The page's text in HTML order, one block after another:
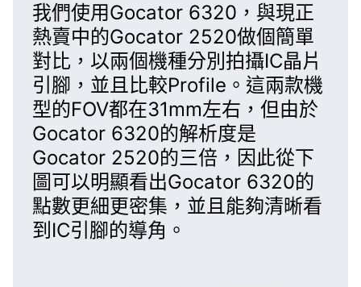
我們使用Gocator 6320 ，與現正
熱賣中的Gocator 2520做個簡單
對比，以兩個機種分別拍攝IC晶片
引腳，並且比較Profile。這兩款機
型的FOV都在31mm左右，但由於
Gocator 6320的解析度是
Gocator 2520的三倍，因此從下
圖可以明顯看出Gocator 6320的
點數更細更密集，並且能夠清晰看
到IC引腳的導角。